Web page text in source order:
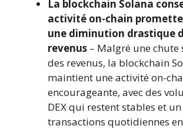
La blockchain Solana
activité on-chain
une diminution drastique
revenus – Malgré une
des revenus, la blockchain
maintient une activité on-
encourageante, avec des
DEX qui restent stables et
transactions quotidiennes en